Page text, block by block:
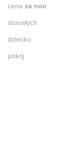
cena za noc
dorosłych
dziecko
pokój